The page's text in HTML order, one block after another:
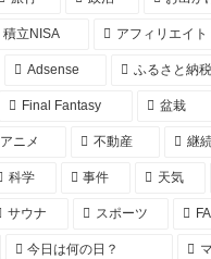
積立NISA アフィリエイト
Adsense ふるさと納税
Final Fantasy 盆栽
アニメ 不動産 継
科学 事件 天気
サウナ スポーツ FA
今日は何の日？